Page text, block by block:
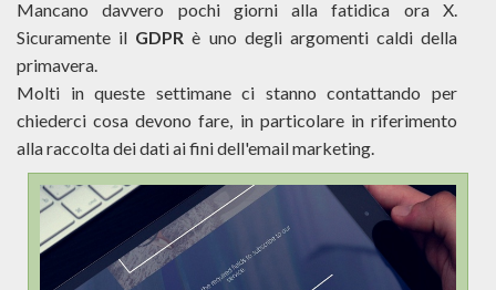
Mancano davvero pochi giorni alla fatidica ora X.
Sicuramente il GDPR è uno degli argomenti caldi della
primavera.
Molti in queste settimane ci stanno contattando per
chiederci cosa devono fare, in particolare in riferimento
alla raccolta dei dati ai fini dell'email marketing.